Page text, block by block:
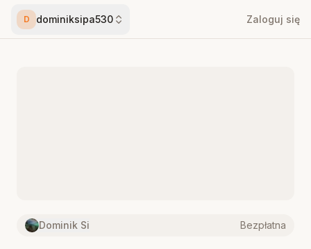
D dominiksipa530 Zaloguj się
Dominik Si Bezpłatna